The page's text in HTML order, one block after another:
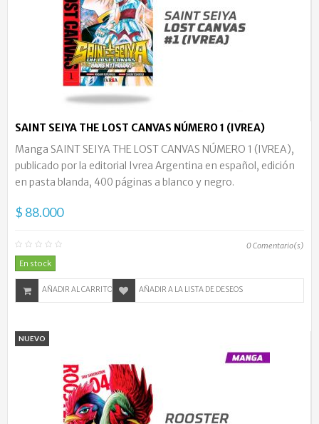
SAINT SEIYA THE LOST CANVAS NÚMERO 1 (IVREA)
Manga SAINT SEIYA THE LOST CANVAS NÚMERO 1 (IVREA),
publicado por la editorial Ivrea Argentina en español, edición
en pasta blanda, 400 páginas a blanco y negro.
$ 88.000
0Comentario(s)
En stock
AÑADIR AL CARRITO AÑADIR A LA LISTA DE DESEOS
NUEVO